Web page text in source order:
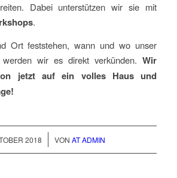
Dabei unterstützen wir sie mit
.
Ort feststehen, wann und wo unser
werden wir es direkt verkünden.Wir
jetzt auf ein volles Haus und
2018
/ VON AT ADMIN